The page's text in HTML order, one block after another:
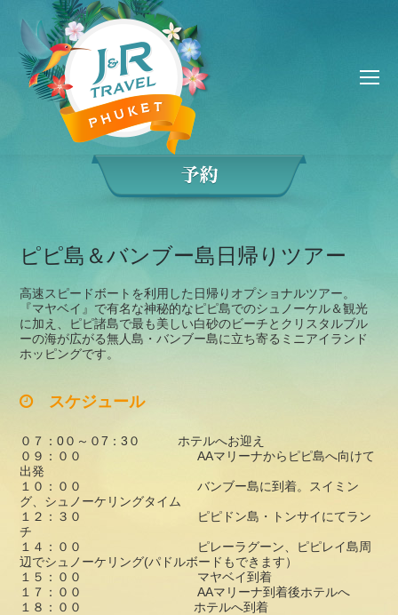
ピピ島＆バンブー島日帰りツアー
高速スピードボートを利用した日帰りオプショナルツアー。
『マヤベイ』で有名な神秘的なピピ島でのシュノーケル＆観光
に加え、ピピ諸島で最も美しい白砂のビーチとクリスタルブル
ーの海が広がる無人島・バンブー島に立ち寄るミニアイランド
ホッピングです。
スケジュール
０７：0０～０7：3０ ホテルへお迎え
０９：００ AAマリーナからピピ島へ向けて
出発
１０：００ バンブー島に到着。スイミン
グ、シュノーケリングタイム
１２：３０ ピピドン島・トンサイにてラン
チ
１４：００ ピレーラグーン、ピピレイ島周
辺でシュノーケリング(パドルボードもできます）
１５：００ マヤベイ到着
１７：００ AAマリーナ到着後ホテルへ
１８：００ ホテルへ到着